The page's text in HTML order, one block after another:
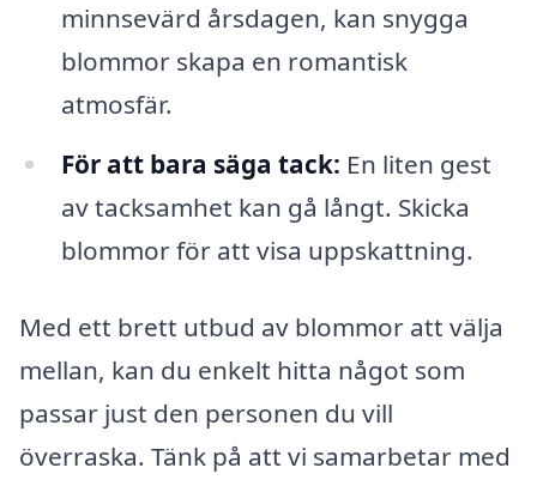
minnsevärd årsdagen, kan snygga
blommor skapa en romantisk
atmosfär.
För att bara säga tack: En liten gest
av tacksamhet kan gå långt. Skicka
blommor för att visa uppskattning.
Med ett brett utbud av blommor att välja
mellan, kan du enkelt hitta något som
passar just den personen du vill
överraska. Tänk på att vi samarbetar med